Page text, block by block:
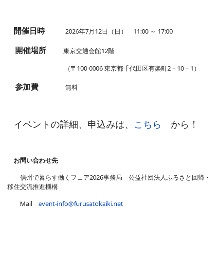
開催日時 2026年7月12日（日） 11:00 ～ 17:00
開催場所
東京交通会館12階
（〒100-0006 東京都千代田区有楽町2－10－1）
参加費 無料
イベントの詳細、申込みは、 こちら から！
お問い合わせ先
信州で暮らす働くフェア2026事務局 公益社団法人ふるさと回帰・
移住交流推進機構
Mail event-info@furusatokaiki.net